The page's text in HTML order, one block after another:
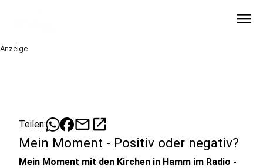
menu
Anzeige
Teilen: mailopen_in_new
Mein Moment - Positiv oder negativ?
Mein Moment mit den Kirchen in Hamm im Radio -